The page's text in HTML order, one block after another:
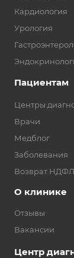
Кардиология
Урология
Пациентам
Центры
Врачи
Медблог
Заболевания
Возврат НДФЛ
О клинике
Отзывы
Вакансии
Центр